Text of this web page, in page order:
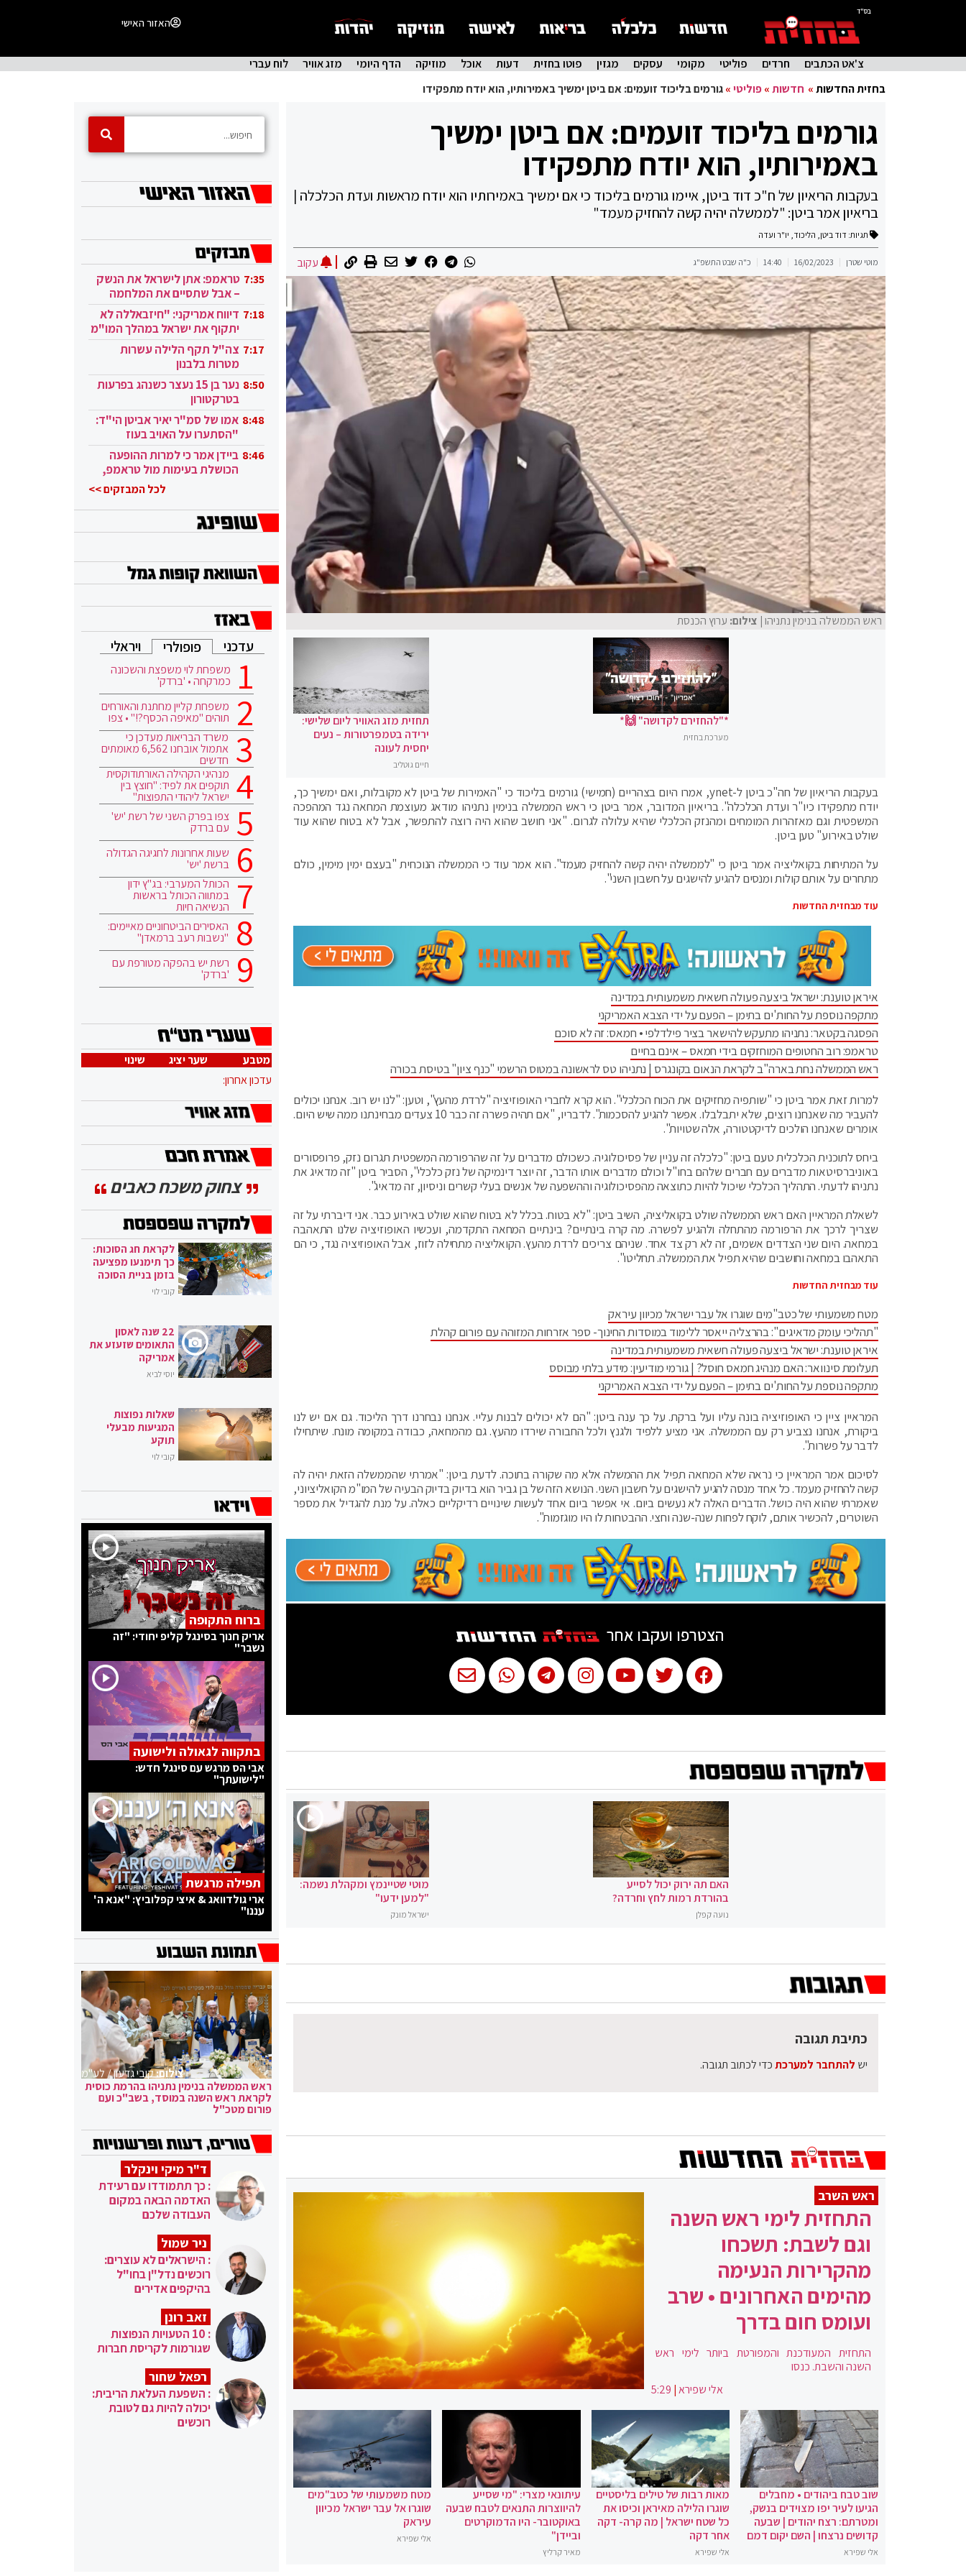
בס"ד
האזור האישי
צ'אט הכתבים חרדים פוליטי מקומי עסקים מגזין פוטו בחזית דעות אוכל מוזיקה הדף היומי מזג אוויר
לוח עברי
בחזית החדשות» חדשות»פוליטי»גורמים בליכוד זועמים: אם ביטן ימשיך באמירותיו, הוא יודח מתפקידו
גורמים בליכוד זועמים: אם ביטן ימשיך
באמירותיו, הוא יודח מתפקידו
בעקבות הריאיון של ח"כ דוד ביטן, איימו גורמים בליכוד כי אם ימשיך באמירותיו הוא יודח מראשות ועדת הכלכלה |
בריאיון אמר ביטן: "לממשלה יהיה קשה להחזיק מעמד"
תגיות: דוד ביטן, הליכוד, יו"ר ועדה
מוטי שטרן 16/02/2023
14:40 כ"ה שבט התשפ"ג עקוב
ראש הממשלה בנימין נתניהו| צילום: ערוץ הכנסת
*"להחזירם לקדושה" 🙌*
מערכת בחזית
תחזית מזג האוויר ליום שלישי:
ירידה בטמפרטורות – נעים
יחסית לעונה
חיים גוטליב
בעקבות הריאיון של חה"כ ביטן ל-ynet, אמרו היום בצהריים (חמישי) גורמים בליכוד כי "האמירות של ביטן לא מקובלות, ואם ימשיך כך,
יודח מתפקידו כיו"ר ועדת הכלכלה". בריאיון המדובר, אמר ביטן כי ראש הממשלה בנימין נתניהו מודאג מעוצמת המחאה נגד המהפכה
המשפטית וגם מאזהרות המומחים ומהנזק הכלכלי שהיא עלולה לגרום. "אני חושב שהוא היה רוצה להתפשר, אבל לא בטוח שהוא עוד
שולט באירוע" טען ביטן.
על המתיחות בקואליציה אמר ביטן כי "לממשלה יהיה קשה להחזיק מעמד". הוא אמר עוד כי הממשלה הנוכחית "בעצם ימין מימין, כולם
מתחרים על אותם קולות ומנסים להגיע להישגים על חשבון השני".
עוד מבחזית החדשות
איראן טוענת: ישראל ביצעה פעולה חשאית משמעותית במדינה
מתקפה נוספת על החות'ים בתימן – הפעם על ידי הצבא האמריקני
הפסגה בקטאר: נתניהו מתעקש להישאר בציר פילדלפי • חמאס: זה לא סוכם
טראמפ: רוב החטופים המוחזקים בידי חמאס – אינם בחיים
ראש הממשלה נחת בארה"ב לקראת הנאום בקונגרס | נתניהו טס לראשונה במטוס הרשמי "כנף ציון" בטיסת בכורה
למרות זאת אמר ביטן כי "שותפיה מחזיקים את הכוח הכלכלי". הוא קרא לחברי האופוזיציה "לרדת מהעץ", וטען: "לנו יש רוב. אנחנו יכולים
להעביר מה שאנחנו רוצים, שלא יתבלבלו. אפשר להגיע להסכמות". לדבריו, "אם תהיה פשרה זה כבר 10 צעדים מבחינתנו ממה שיש היום.
אומרים שאנחנו הולכים לדיקטטורה, אלה שטויות".
ביחס לתוכנית הכלכלית טעם ביטן: "כלכלה זה עניין של פסיכולוגיה. כשכולם מדברים על זה שהרפורמה המשפטית תגרום נזק, פרופסורים
באוניברסיטאות מדברים עם חברים שלהם בחו"ל וכולם מדברים אותו הדבר, זה יוצר דינמיקה של נזק כלכלי", הסביר ביטן "זה מדאיג את
נתניהו לדעתי. התהליך הכלכלי שיכול להיות כתוצאה מהפסיכולוגיה וההשפעה של אנשים בעלי קשרים וניסיון, זה מדאיג".
לשאלת המראיין האם ראש הממשלה שולט בקואליציה, השיב ביטן: "לא בטוח. בכלל לא בטוח שהוא שולט באירוע כבר. אני דיברתי על זה
שצריך לרכך את הרפורמה מהתחלה ולהגיע לפשרה. מה קרה בינתיים? בינתיים המחאה התקדמה, ועכשיו האופוזיציה שלנו התאהבה
במחאה. היום שני הצדדים אשמים, זה לא רק צד אחד. שניהם צריכים לרדת מהעץ. הקואליציה מתחילה לזוז, אבל האופוזיציה נגד, כי הם
התאהבו במחאה וחושבים שהיא תפיל את הממשלה. תחליטו".
עוד מבחזית החדשות
מטח משמעותי של כטב"מים שוגרו אל עבר ישראל מכיוון עיראק
"תהליכי עומק מדאיגים": בהרצליה ייאסר ללימוד במוסדות החינוך- ספר אזרחות המזוהה עם פורום קהלת
איראן טוענת: ישראל ביצעה פעולה חשאית משמעותית במדינה
תעלומת סינוואר: האם מנהיג חמאס חוסל? | גורמי מודיעין: מידע בלתי מבוסס
מתקפה נוספת על החות'ים בתימן – הפעם על ידי הצבא האמריקני
המראיין ציין כי האופוזיציה בונה עליו ועל ברקת. על כך ענה ביטן: "הם לא יכולים לבנות עליי. אנחנו נבחרנו דרך הליכוד. גם אם יש לנו
ביקורת, אנחנו נצביע רק עם הממשלה. אני מציע ללפיד ולגנץ ולכל החבורה שירדו מהעץ. גם מהמחאה, כבודה במקומה מונח. שיתחילו
לדבר על פשרות".
לסיכום אמר המראיין כי נראה שלא המחאה תפיל את ההמשלה אלא מה שקורה בתוכה. לדעת ביטן: "אמרתי שהממשלה הזאת יהיה לה
קשה להחזיק מעמד. כל אחד מנסה להגיע להישגים על חשבון השני. הנושא הזה של בן גביר הוא בדיוק בדיוק הבעיה של המו"מ הקואליציוני,
שאמרתי שהוא היה כושל. הדברים האלה לא נעשים ביום. אי אפשר ביום אחד לעשות שינויים רדיקליים כאלה. על מנת להגדיל את מספר
השוטרים, להכשיר אותם, לוקח לפחות שנה-שנה וחצי. ההבטחות לו היו מוגזמות".
הצטרפו ועקבו אחר
האם תה ירוק יכול לסייע
בהורדת רמות לחץ וחרדה?
נועה קפלן
מוטי שטיינמץ ומקהלת נשמה:
"למען ידעו"
ישראל מונק
כתיבת תגובה
יש להתחבר למערכתכדי לכתוב תגובה.
ראש השרב
התחזית לימי ראש השנה
וגם לשבת: תשכחו
מהקרירות הנעימה
מהימים האחרונים • שרב
ועומס חום בדרך
התחזית המעודכנת והמפורטת ביותר לימי ראש
השנה והשבת. כנסו
אלי שפירא|
5:29
שוב טבח ביהודים • מחבלים
הגיעו לעיר יפו מצוידים בנשק,
ומטרתם: רצח יהודים | שבעה
קדושים נרצחו | השם יקום דמם
אלי שפירא
מאות רבות של טילים בליסטיים
שוגרו הלילה מאיראן וכיסו את
כל שטח ישראל | מה קרה- דקה
אחר דקה
אלי שפירא
עיתונאי מצרי: "מי שסייע
להיווצרות התנאים לטבח שבעה
באוקטובר- היו הדמוקרטים
וביידן"
מאיר קרליץ
מטח משמעותי של כטב"מים
שוגרו אל עבר ישראל מכיוון
עיראק
אלי שפירא
7:35 טראמפ: אתן לישראל את הנשק
– אבל שתסיים את המלחמה
בעזה 7:18 דיווח אמריקני: "חיזבאללה לא
יתקוף את ישראל במהלך המו"מ
בקטאר" 7:17 צה"ל תקף הלילה עשרות
מטרות בלבנון
8:50
נער בן 15 נעצר כשנהג בפרעות
בטרקטורון
8:48 אמו של סמ"ר יאיר אביטן הי"ד:
"הסתערו על האויב בעוז
ובגבורה" 8:46 ביידן אמר כי למרות ההופעה
הכושלת בעימות מול טראמפ,
לכל המבזקים >>
עדכני פופולרי ויראלי
משפחת לוי משפצת והשכונה
כמרקחה • 'ברדק'
משפחת קליין מחתנת והאורחים
תוהים "מאיפה הכסף?!" • צפו
משרד הבריאות מעדכן כי
אתמול אובחנו 6,562 מאומתים
חדשים
מנהיגי הקהילה האורתודוקסית
תוקפים את לפיד: "חוצץ בין
ישראל ליהודי התפוצות"
צפו בפרק השני של רשת 'יש'
עם ברדק
שעות אחרונות לחגיגה הגדולה
ברשת 'יש'
הכותל המערבי: בג"ץ ידון
במתווה הכותל בראשות
הנשיאה חיות
האסירים הביטחוניים מאיימים:
"נשבות רעב ברמאדן"
רשת יש בהפקה מטורפת עם
'ברדק'
מטבע שער יציג
שינוי
עדכון אחרון:
צחוק משכח כאבים
לקראת חג הסוכות:
כך תימנעו מפציעה
בזמן בניית הסוכה
קובי לוי
22 שנה לאסון
התאומים שזעזע את
אמריקה
יוסי לביא
שאלות נפוצות
המגיעות מבעלי
תוקע
קובי לוי
ברוח התקופה
אריק חנוך בסינגל קליפ יחודי: "זה
נשבר"
בתקווה לגאולה ולישועה
אבי הס מרגש עם סינגל חדש:
"לישועתך"
תפילה מרגשת
ארי גולדוואג & איצי קפלוביץ: "אנא ה'
עננו"
צילום:קובי גדעון / לע"מ
ראש הממשלה בנימין נתניהו בהרמת כוסית
לקראת ראש השנה במוסד, בשב"כ ועם
פורום מטכ"ל
ד"ר מיקי וינקלר
: כך תתמודדו עם רעידת
האדמה הבאה במקום
העבודה שלכם
ניר שמול
: הישראלים לא עוצרים:
רוכשים נדל"ן בחו"ל
בהיקפים אדירים
זאב רונן
: 10 הטעויות הנפוצות
שגורמות לקריסת חברות
רפאל שחור
: השפעת העלאת הריבית:
יכולה להיות גם לטובת
רוכשים